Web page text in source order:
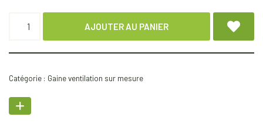
AJOUTER AU PANIER
Catégorie : Gaine ventilation sur mesure